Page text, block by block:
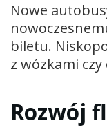
Nowe
biletu.
z wózkami
Rozwój